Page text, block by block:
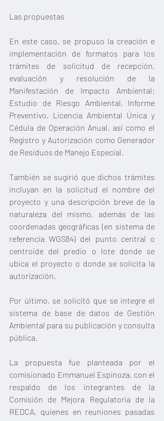
Las propuestas
En este caso, se propuso la creación e
implementación de formatos para los
trámites de solicitud de recepción,
evaluación y resolución de la
Manifestación de Impacto Ambiental;
Estudio de Riesgo Ambiental, Informe
Preventivo, Licencia Ambiental Única y
Cédula de Operación Anual, así como el
Registro y Autorización como Generador
de Residuos de Manejo Especial.
También se sugirió que dichos trámites
incluyan en la solicitud el nombre del
proyecto y una descripción breve de la
naturaleza del mismo, además de las
coordenadas geográficas (en sistema de
referencia WGS84) del punto central o
centroide del predio o lote donde se
ubica el proyecto o donde se solicita la
autorización.
Por último, se solicitó que se integre el
sistema de base de datos de Gestión
Ambiental para su publicación y consulta
pública.
La propuesta fue planteada por el
comisionado Emmanuel Espinoza, con el
respaldo de los integrantes de la
Comisión de Mejora Regulatoria de la
REDCA, quienes en reuniones pasadas